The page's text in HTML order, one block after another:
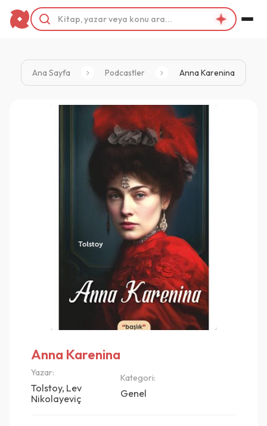
Ana Sayfa Podcastler Anna Karenina
Anna Karenina
Yazar:
Tolstoy, Lev
Nikolayeviç
Kategori:
Genel